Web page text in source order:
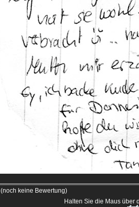
(noch keine Bewertung)
Halten Sie die Maus über